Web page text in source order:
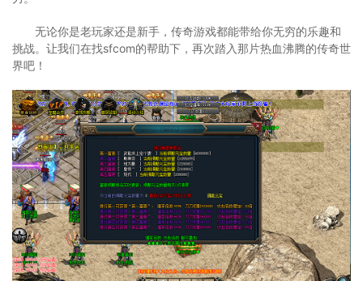
无论你是老玩家还是新手，传奇游戏都能带给你无穷的乐趣和
挑战。让我们在找sfcom的帮助下，再次踏入那片热血沸腾的传奇世
界吧！